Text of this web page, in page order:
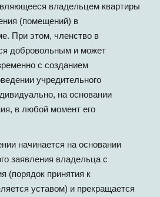
владельцем квартиры
(помещений) в
При этом, членство в
добровольным и может
с созданием
учредительного
на основании
в любой момент его
начинается на основании
заявления владельца с
(порядок принятия к
уставом) и прекращается